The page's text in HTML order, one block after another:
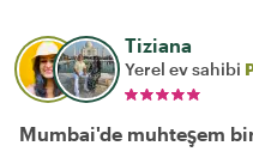
Tiziana
Yerel ev sahibi
Mumbai'de muhteşem